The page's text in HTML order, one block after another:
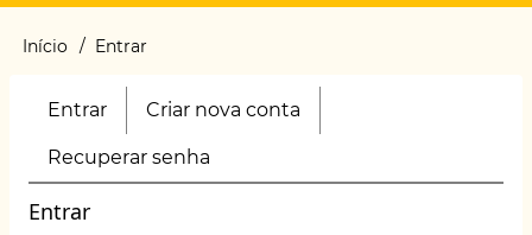
Main
Trilha
navegação
Início Entrar
Primary
Entrar (aba
ativa)
Criar nova conta
Recuperar senha
Entrar